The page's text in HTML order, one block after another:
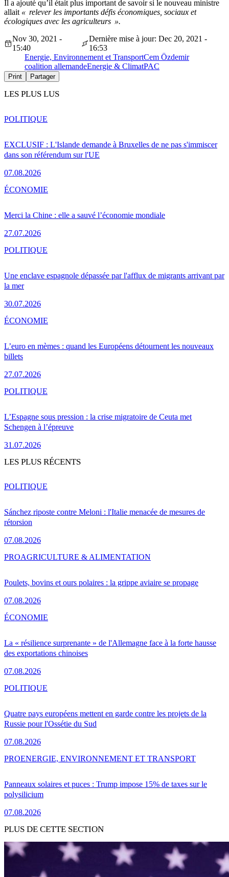
Il a ajouté qu’il était plus important de savoir si le nouveau ministre
allait « relever les importants défis économiques, sociaux et
écologiques avec les agriculteurs ».
Nov 30, 2021 -
15:40
Dernière mise à jour: Dec 20, 2021 -
16:53
Energie, Environnement et TransportCem Özdemir
coalition allemandeEnergie & ClimatPAC
Print Partager
LES PLUS LUS
EXCLUSIF : L'Islande demande à Bruxelles de ne pas s'immiscer
dans son référendum sur l'UE
07.08.2026
POLITIQUE
Merci la Chine : elle a sauvé l’économie mondiale
27.07.2026
ÉCONOMIE
Une enclave espagnole dépassée par l'afflux de migrants arrivant par
la mer
30.07.2026
POLITIQUE
L’euro en mèmes : quand les Européens détournent les nouveaux
billets
27.07.2026
ÉCONOMIE
L’Espagne sous pression : la crise migratoire de Ceuta met
Schengen à l’épreuve
31.07.2026
POLITIQUE
LES PLUS RÉCENTS
Sánchez riposte contre Meloni : l'Italie menacée de mesures de
rétorsion
07.08.2026
POLITIQUE
Poulets, bovins et ours polaires : la grippe aviaire se propage
07.08.2026
PROAGRICULTURE & ALIMENTATION
La « résilience surprenante » de l'Allemagne face à la forte hausse
des exportations chinoises
07.08.2026
ÉCONOMIE
Quatre pays européens mettent en garde contre les projets de la
Russie pour l'Ossétie du Sud
07.08.2026
POLITIQUE
Panneaux solaires et puces : Trump impose 15% de taxes sur le
polysilicium
07.08.2026
PROENERGIE, ENVIRONNEMENT ET TRANSPORT
PLUS DE CETTE SECTION